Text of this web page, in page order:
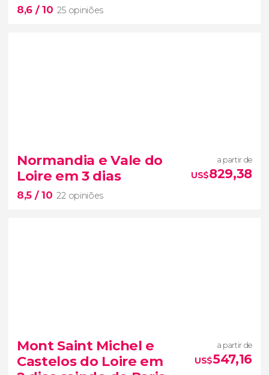
8,6 / 10 25 opiniões
25 opiniões
Deixe-se seduzir pelas paisagens da Normandia
neste circuito de 2 dias
Normandia e Vale do
Loire em 3 dias
8,5 / 10 22 opiniões
a partir de
US$829,38
22 opiniões
Monte Saint-Michel
SegundaGuerra Mundial
Mont Saint Michel e
Castelos do Loire em
a partir de
US$547,16